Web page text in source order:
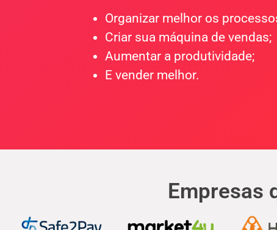
Organizar melhor os
Criar sua máquina de vendas;
Aumentar a produtividade;
E vender melhor.
Empresas